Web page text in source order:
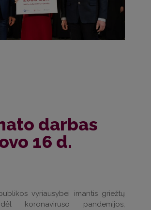
darbas
16 d.
vyriausybei imantis griežtų
koronaviruso pandemijos,